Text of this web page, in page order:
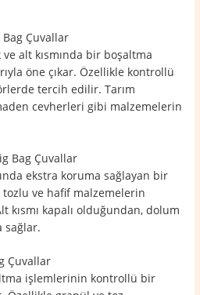
Bag Çuvallar
ve alt kısmında bir boşaltma
öne çıkar. Özellikle kontrollü
tercih edilir. Tarım
cevherleri gibi malzemelerin
Bag Çuvallar
ekstra koruma sağlayan bir
ve hafif malzemelerin
kısmı kapalı olduğundan, dolum
sağlar.
Çuvallar
işlemlerinin kontrollü bir